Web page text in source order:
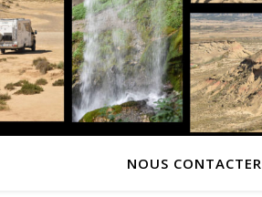
NOUS CONTACTER